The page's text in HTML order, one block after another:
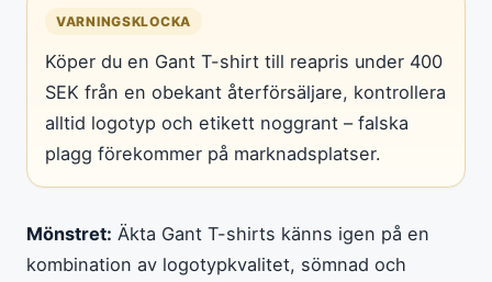
VARNINGSKLOCKA
Köper du en Gant T-shirt till reapris under 400
SEK från en obekant återförsäljare, kontrollera
alltid logotyp och etikett noggrant – falska
plagg förekommer på marknadsplatser.
Mönstret: Äkta Gant T-shirts känns igen på en
kombination av logotypkvalitet, sömnad och